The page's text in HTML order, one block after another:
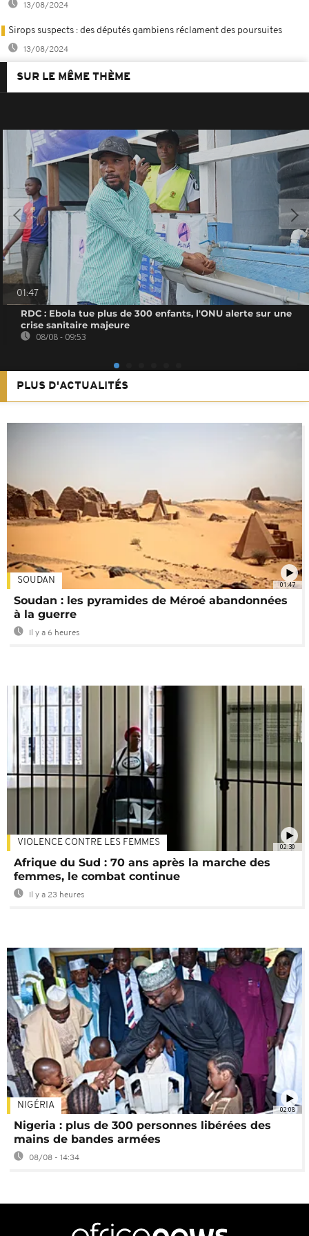
13/08/2024
Sirops suspects : des députés gambiens réclament des poursuites
13/08/2024
SUR LE MÊME THÈME
01:47
RDC : Ebola tue plus de 300 enfants, l'ONU alerte sur une
crise sanitaire majeure
08/08 - 09:53
PLUS D'ACTUALITÉS
01:47
SOUDAN
Soudan : les pyramides de Méroé abandonnées
à la guerre
Il y a 6 heures
02:30
VIOLENCE CONTRE LES FEMMES
Afrique du Sud : 70 ans après la marche des
femmes, le combat continue
Il y a 23 heures
02:08
NIGÉRIA
Nigeria : plus de 300 personnes libérées des
mains de bandes armées
08/08 - 14:34